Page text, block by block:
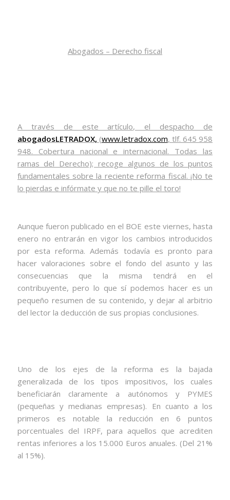
Abogados – Derecho fiscal
A través de este artículo, el despacho de
abogadosLETRADOX, (www.letradox.com, tlf. 645 958
948. Cobertura nacional e internacional. Todas las
ramas del Derecho); recoge algunos de los puntos
fundamentales sobre la reciente reforma fiscal. ¡No te
lo pierdas e infórmate y que no te pille el toro!
Aunque fueron publicado en el BOE este viernes, hasta
enero no entrarán en vigor los cambios introducidos
por esta reforma. Además todavía es pronto para
hacer valoraciones sobre el fondo del asunto y las
consecuencias que la misma tendrá en el
contribuyente, pero lo que sí podemos hacer es un
pequeño resumen de su contenido, y dejar al arbitrio
del lector la deducción de sus propias conclusiones.
Uno de los ejes de la reforma es la bajada
generalizada de los tipos impositivos, los cuales
beneficiarán claramente a autónomos y PYMES
(pequeñas y medianas empresas). En cuanto a los
primeros es notable la reducción en 6 puntos
porcentuales del IRPF, para aquellos que acrediten
rentas inferiores a los 15.000 Euros anuales. (Del 21%
al 15%).